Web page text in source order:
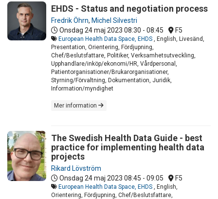
EHDS - Status and negotiation process
Fredrik Öhrn, Michel Silvestri
Onsdag 24 maj 2023 08:30 - 08:45 F5
European Health Data Space, EHDS
, English, Livesänd,
Presentation, Orientering, Fördjupning,
Chef/Beslutsfattare, Politiker, Verksamhetsutveckling,
Upphandlare/inköp/ekonomi/HR, Vårdpersonal,
Patientorganisationer/Brukarorganisationer,
Styrning/Förvaltning, Dokumentation, Juridik,
Information/myndighet
Mer information
The Swedish Health Data Guide - best
practice for implementing health data
projects
Rikard Lövström
Onsdag 24 maj 2023 08:45 - 09:05 F5
European Health Data Space, EHDS
, English,
Orientering, Fördjupning, Chef/Beslutsfattare,